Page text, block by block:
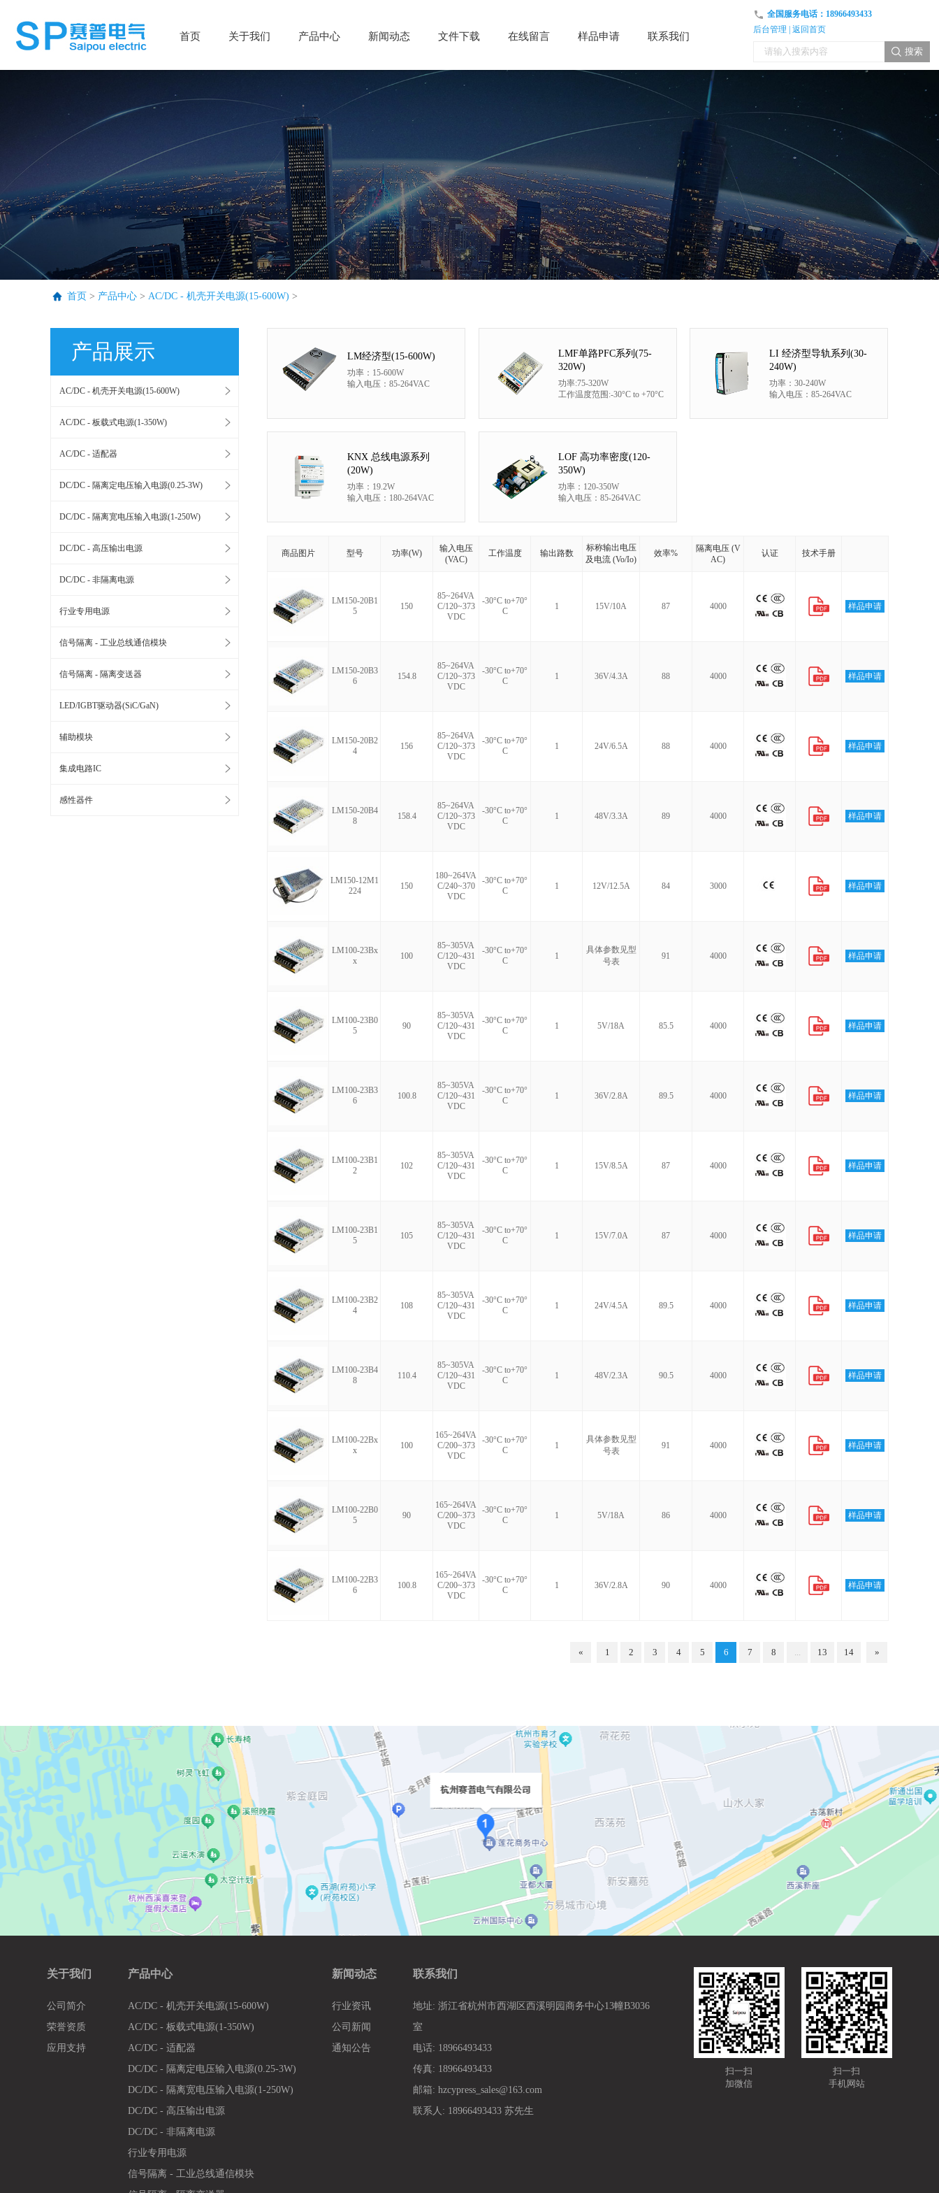
首页
首页 关于我们
关于我们 产品中心
产品中心 新闻动态
新闻动态 文件下载
文件下载 在线留言
在线留言 样品申请
样品申请 联系我们
联系我们
全国服务电话： 18966493433
后台管理 | 返回首页
搜索
首页 > 产品中心 > AC/DC - 机壳开关电源(15-600W) >
产品展示
AC/DC - 机壳开关电源(15-600W)
AC/DC - 板载式电源(1-350W)
AC/DC - 适配器
DC/DC - 隔离定电压输入电源(0.25-3W)
DC/DC - 隔离宽电压输入电源(1-250W)
DC/DC - 高压输出电源
DC/DC - 非隔离电源
行业专用电源
信号隔离 - 工业总线通信模块
信号隔离 - 隔离变送器
LED/IGBT驱动器(SiC/GaN)
辅助模块
集成电路IC
感性器件
LM经济型(15-600W)
功率：15-600W
输入电压：85-264VAC
LMF单路PFC系列(75-
320W)
功率:75-320W
工作温度范围:-30°C to +70°C
LI 经济型导轨系列(30-
240W)
功率：30-240W
输入电压：85-264VAC
KNX 总线电源系列
(20W)
功率：19.2W
输入电压：180-264VAC
LOF 高功率密度(120-
350W)
功率：120-350W
输入电压：85-264VAC
商品图片 型号 功率(W)
输入电压
(VAC)
工作温度 输出路数
标称输出电压
及电流 (Vo/Io)
效率%
隔离电压 (V
AC)
认证 技术手册
LM150-20B1
5
150
85~264VA
C/120~373
VDC
-30°C to+70°
C
1 15V/10A 87 4000 样品申请
LM150-20B3
6
154.8
85~264VA
C/120~373
VDC
-30°C to+70°
C
1 36V/4.3A 88 4000 样品申请
LM150-20B2
4
156
85~264VA
C/120~373
VDC
-30°C to+70°
C
1 24V/6.5A 88 4000 样品申请
LM150-20B4
8
158.4
85~264VA
C/120~373
VDC
-30°C to+70°
C
1 48V/3.3A 89 4000 样品申请
LM150-12M1
224
150
180~264VA
C/240~370
VDC
-30°C to+70°
C
1 12V/12.5A 84 3000 样品申请
LM100-23Bx
x
100
85~305VA
C/120~431
VDC
-30°C to+70°
C
1
具体参数见型
号表
91 4000 样品申请
LM100-23B0
5
90
85~305VA
C/120~431
VDC
-30°C to+70°
C
1 5V/18A 85.5 4000 样品申请
LM100-23B3
6
100.8
85~305VA
C/120~431
VDC
-30°C to+70°
C
1 36V/2.8A 89.5 4000 样品申请
LM100-23B1
2
102
85~305VA
C/120~431
VDC
-30°C to+70°
C
1 15V/8.5A 87 4000 样品申请
LM100-23B1
5
105
85~305VA
C/120~431
VDC
-30°C to+70°
C
1 15V/7.0A 87 4000 样品申请
LM100-23B2
4
108
85~305VA
C/120~431
VDC
-30°C to+70°
C
1 24V/4.5A 89.5 4000 样品申请
LM100-23B4
8
110.4
85~305VA
C/120~431
VDC
-30°C to+70°
C
1 48V/2.3A 90.5 4000 样品申请
LM100-22Bx
x
100
165~264VA
C/200~373
VDC
-30°C to+70°
C
1
具体参数见型
号表
91 4000 样品申请
LM100-22B0
5
90
165~264VA
C/200~373
VDC
-30°C to+70°
C
1 5V/18A 86 4000 样品申请
LM100-22B3
6
100.8
165~264VA
C/200~373
VDC
-30°C to+70°
C
1 36V/2.8A 90 4000 样品申请
« 1 2 3 4 5 6 7 8 13 14 »
关于我们
公司简介
荣誉资质
应用支持
产品中心
AC/DC - 机壳开关电源(15-600W)
AC/DC - 板载式电源(1-350W)
AC/DC - 适配器
DC/DC - 隔离定电压输入电源(0.25-3W)
DC/DC - 隔离宽电压输入电源(1-250W)
DC/DC - 高压输出电源
DC/DC - 非隔离电源
行业专用电源
信号隔离 - 工业总线通信模块
新闻动态
行业资讯
公司新闻
通知公告
联系我们
地址: 浙江省杭州市西湖区西溪明园商务中心13幢B3036
室
电话: 18966493433
传真: 18966493433
邮箱: hzcypress_sales@163.com
联系人: 18966493433 苏先生
扫一扫
加微信
扫一扫
手机网站